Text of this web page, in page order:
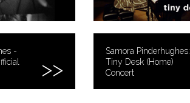
-
Samora Pinderhughes:
Tiny Desk (Home)
Concert